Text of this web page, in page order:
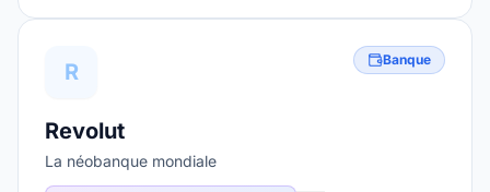
R Banque
Revolut
La néobanque mondiale